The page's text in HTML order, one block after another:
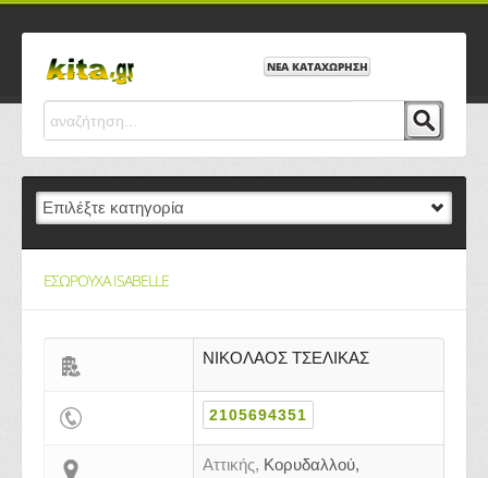
ΝΕΑ ΚΑΤΑΧΩΡΗΣΗ
ΕΣΩΡΟΥΧΑ ISABELLE
ΝΙΚΟΛΑΟΣ ΤΣΕΛΙΚΑΣ
2105694351
Αττικής, Κορυδαλλού,